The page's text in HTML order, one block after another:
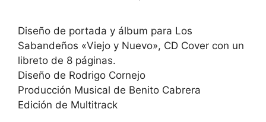
Diseño de portada y álbum para Los
Sabandeños «Viejo y Nuevo», CD Cover con un
libreto de 8 páginas.
Diseño de Rodrigo Cornejo
Producción Musical de Benito Cabrera
Edición de Multitrack